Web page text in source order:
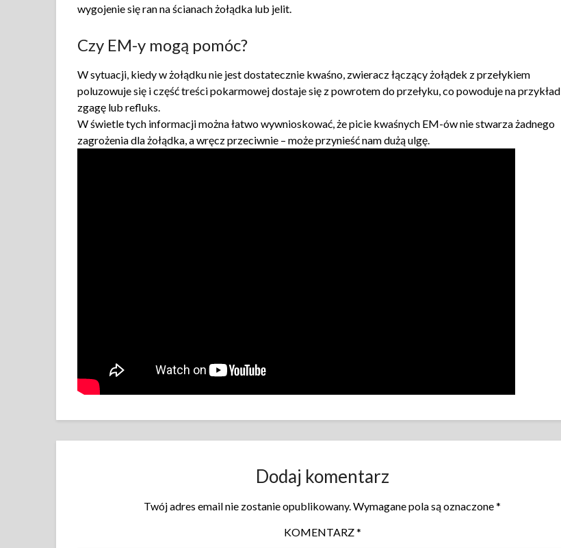
wygojenie się ran na ścianach żołądka lub jelit.
Czy EM-y mogą pomóc?
W sytuacji, kiedy w żołądku nie jest dostatecznie kwaśno, zwieracz łączący żołądek z przełykiem
poluzowuje się i część treści pokarmowej dostaje się z powrotem do przełyku, co powoduje na przykład
zgagę lub refluks.
W świetle tych informacji można łatwo wywnioskować, że picie kwaśnych EM-ów nie stwarza żadnego
zagrożenia dla żołądka, a wręcz przeciwnie – może przynieść nam dużą ulgę.
Dodaj komentarz
Twój adres email nie zostanie opublikowany.Wymagane pola są oznaczone*
KOMENTARZ*